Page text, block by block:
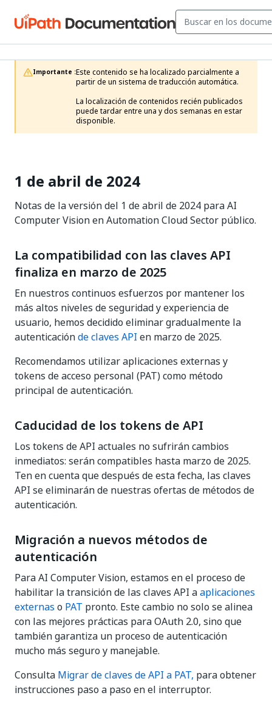
Importante :Este contenido se ha localizado parcialmente a
partir de un sistema de traducción automática.
La localización de contenidos recién publicados
puede tardar entre una y dos semanas en estar
disponible.
1 de abril de 2024
Notas de la versión del 1 de abril de 2024 para AI
Computer Vision en Automation Cloud Sector público.
La compatibilidad con las claves API
finaliza en marzo de 2025
En nuestros continuos esfuerzos por mantener los
más altos niveles de seguridad y experiencia de
usuario, hemos decidido eliminar gradualmente la
autenticaciónde claves API en marzo de 2025.
Recomendamos utilizar aplicaciones externas y
tokens de acceso personal (PAT) como método
principal de autenticación.
Caducidad de los tokens de API
Los tokens de API actuales no sufrirán cambios
inmediatos: serán compatibles hasta marzo de 2025.
Ten en cuenta que después de esta fecha, las claves
API se eliminarán de nuestras ofertas de métodos de
autenticación.
Migración a nuevos métodos de
autenticación
Para AI Computer Vision, estamos en el proceso de
habilitar la transición de las claves API aaplicaciones
externas o PAT pronto. Este cambio no solo se alinea
con las mejores prácticas para OAuth 2.0, sino que
también garantiza un proceso de autenticación
mucho más seguro y manejable.
Consulta Migrar de claves de API a PAT, para obtener
instrucciones paso a paso en el interruptor.